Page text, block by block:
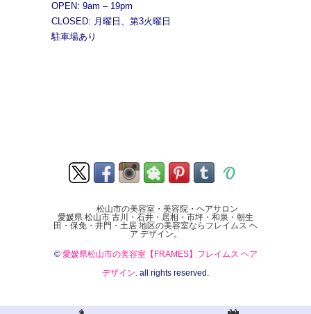
OPEN: 9am – 19pm
CLOSED: 月曜日、第3火曜日
駐車場あり
松山市の美容室・美容院・ヘアサロン
愛媛県 松山市 古川・石井・居相・市坪・和泉・朝生
田・保免・井門・土居 地区の美容室ならフレイムス ヘ
ア デザイン。
© 愛媛県松山市の美容室【FRAMES】フレイムス ヘア
デザイン. all rights reserved.